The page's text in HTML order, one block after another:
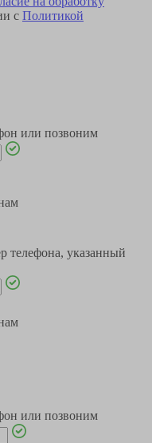
с Политикой
или позвоним
телефона, указанный
или позвоним